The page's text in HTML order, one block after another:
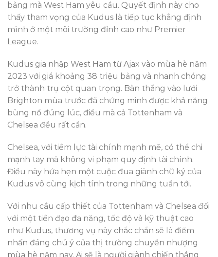
bảng mà West Ham yêu cầu. Quyết định này cho
thấy tham vọng của Kudus là tiếp tục khẳng định
mình ở một môi trường đỉnh cao như Premier
League.
Kudus gia nhập West Ham từ Ajax vào mùa hè năm
2023 với giá khoảng 38 triệu bảng và nhanh chóng
trở thành trụ cột quan trọng. Bàn thắng vào lưới
Brighton mùa trước đã chứng minh được khả năng
bùng nổ đúng lúc, điều mà cả Tottenham và
Chelsea đều rất cần.
Chelsea, với tiềm lực tài chính mạnh mẽ, có thể chi
mạnh tay mà không vi phạm quy định tài chính.
Điều này hứa hẹn một cuộc đua giành chữ ký của
Kudus vô cùng kịch tính trong những tuần tới.
Với nhu cầu cấp thiết của Tottenham và Chelsea đối
với một tiền đạo đa năng, tốc độ và kỹ thuật cao
như Kudus, thương vụ này chắc chắn sẽ là điểm
nhấn đáng chú ý của thị trường chuyển nhượng
mùa hè năm nay. Ai sẽ là người giành chiến thắng